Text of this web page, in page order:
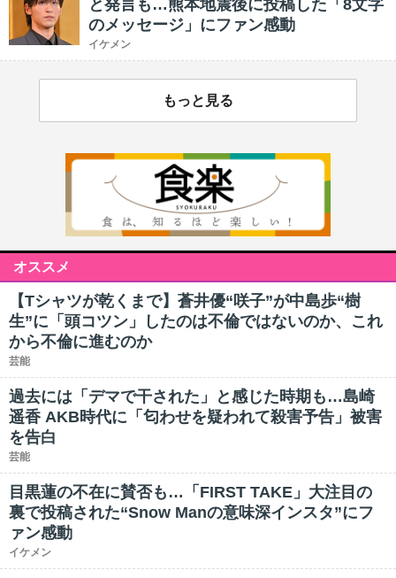
と発言も…熊本地震後に投稿した「8文字
のメッセージ」にファン感動
イケメン
もっと見る
オススメ
【Tシャツが乾くまで】蒼井優“咲子”が中島歩“樹
生”に「頭コツン」したのは不倫ではないのか、これ
から不倫に進むのか
芸能
過去には「デマで干された」と感じた時期も…島崎
遥香 AKB時代に「匂わせを疑われて殺害予告」被害
を告白
芸能
目黒蓮の不在に賛否も…「FIRST TAKE」大注目の
裏で投稿された“Snow Manの意味深インスタ”にフ
ァン感動
イケメン